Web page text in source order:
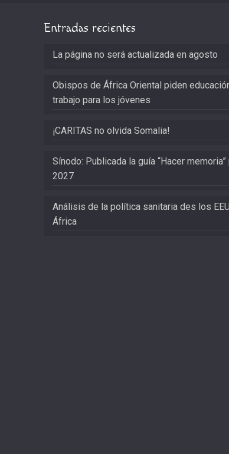
Entradas recientes
La página no será actualizada en agosto
Obispos de África Oriental piden
trabajo para los jóvenes
¡CARITAS no olvida Somalia!
Sínodo: Publicada la guía “Hacer memoria”
2027
Análisis de la política sanitaria des los
África